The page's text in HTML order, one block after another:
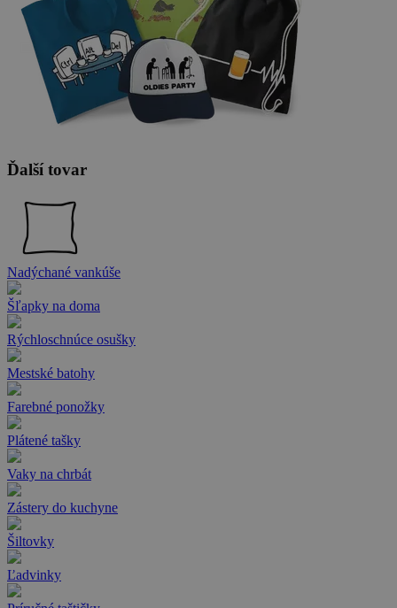
Ďalší tovar
Nadýchané vankúše
Šľapky na doma
Rýchloschnúce osušky
Mestské batohy
Farebné ponožky
Plátené tašky
Vaky na chrbát
Zástery do kuchyne
Šiltovky
Ľadvinky